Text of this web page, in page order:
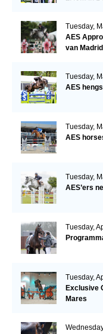
Tuesday,
AES
van Madrid
Tuesday,
AES
Tuesday,
AES
Tuesday,
AES’ers
Tuesday,
Tuesday,
Exclusive
Mares